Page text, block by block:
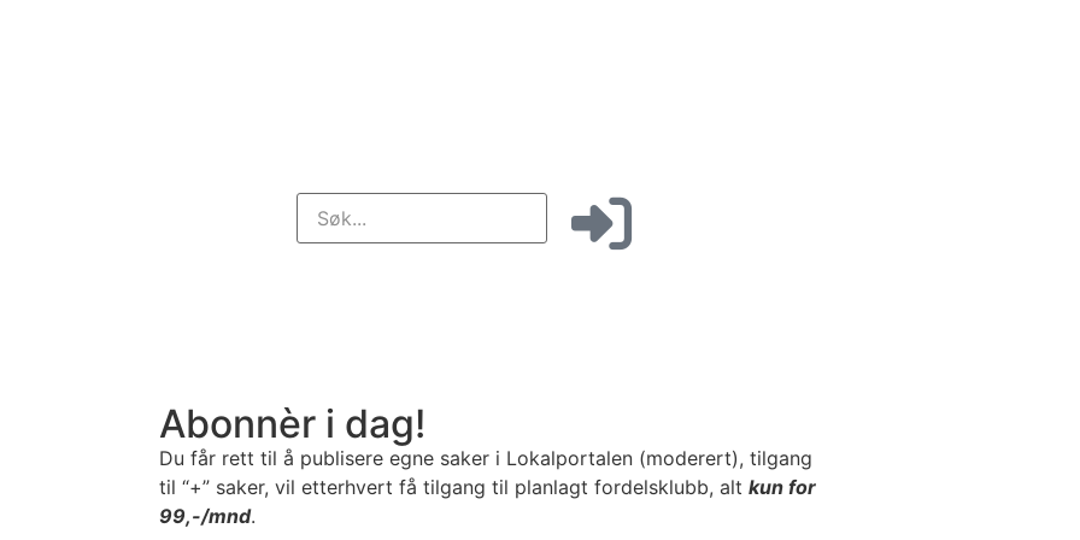
Abonnèr i dag!
Du får rett til å publisere egne saker i Lokalportalen (moderert), tilgang
til “+” saker, vil etterhvert få tilgang til planlagt fordelsklubb, alt kun for
99,-/mnd.